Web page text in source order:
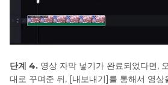
단계 4. 영상 자막 넣기가 완료되었다면,
대로 꾸며준 뒤, [내보내기]를 통해서 영상